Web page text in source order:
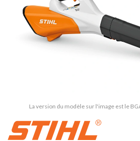
La version du modèle sur l'image est le